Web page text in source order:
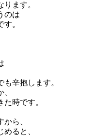
ます。
のは
。
辛抱します。
時です。
ら、
ると、